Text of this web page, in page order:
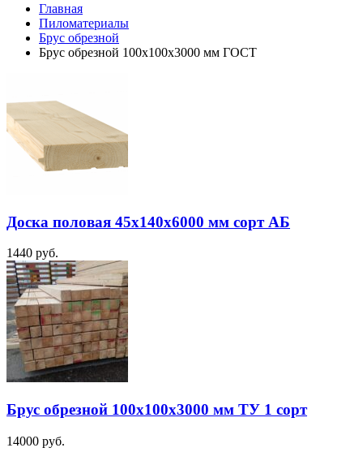
Главная
Пиломатериалы
Брус обрезной
Брус обрезной 100х100х3000 мм ГОСТ
Доска половая 45х140х6000 мм сорт АБ
1440 руб.
Брус обрезной 100х100х3000 мм ТУ 1 сорт
14000 руб.